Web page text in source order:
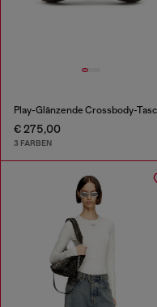
€ 275,00
3 FARBEN